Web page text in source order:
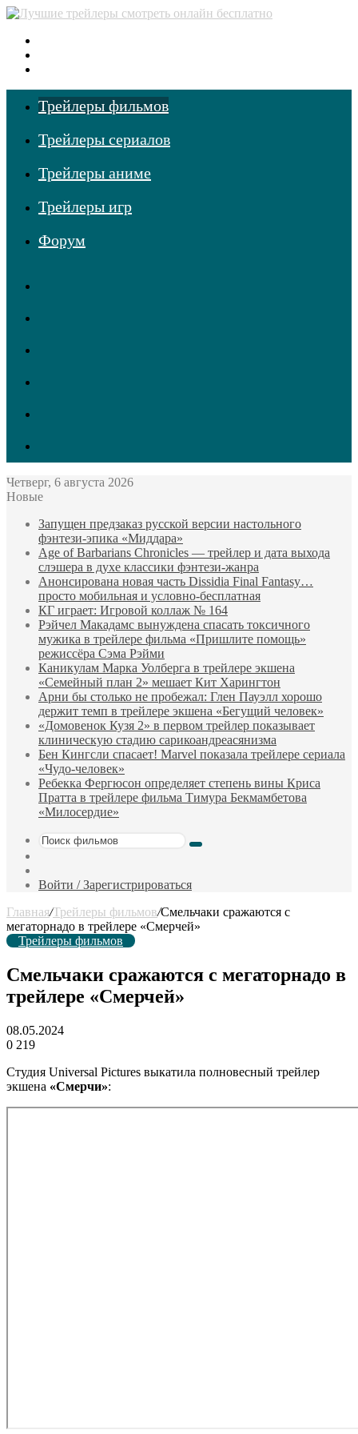
Трейлеры фильмов
Трейлеры сериалов
Трейлеры аниме
Трейлеры игр
Форум
Четверг, 6 августа 2026
Новые
Запущен предзаказ русской версии настольного
фэнтези-эпика «Миддара»
Age of Barbarians Chronicles — трейлер и дата выхода
слэшера в духе классики фэнтези-жанра
Анонсирована новая часть Dissidia Final Fantasy…
просто мобильная и условно-бесплатная
КГ играет: Игровой коллаж № 164
Рэйчел Макадамс вынуждена спасать токсичного
мужика в трейлере фильма «Пришлите помощь»
режиссёра Сэма Рэйми
Каникулам Марка Уолберга в трейлере экшена
«Семейный план 2» мешает Кит Харингтон
Арни бы столько не пробежал: Глен Пауэлл хорошо
держит темп в трейлере экшена «Бегущий человек»
«Домовенок Кузя 2» в первом трейлер показывает
клиническую стадию сарикоандреасянизма
Бен Кингсли спасает! Marvel показала трейлере сериала
«Чудо-человек»
Ребекка Фергюсон определяет степень вины Криса
Пратта в трейлере фильма Тимура Бекмамбетова
«Милосердие»
Поиск
фильм
Войти / Зарегистрироваться
Главная/Трейлеры фильмов/Смельчаки сражаются с
мегаторнадо в трейлере «Смерчей»
Трейлеры фильмов
Смельчаки сражаются с мегаторнадо в
трейлере «Смерчей»
08.05.2024
0 219
Студия Universal Pictures выкатила полновесный трейлер
экшена «Смерчи»: